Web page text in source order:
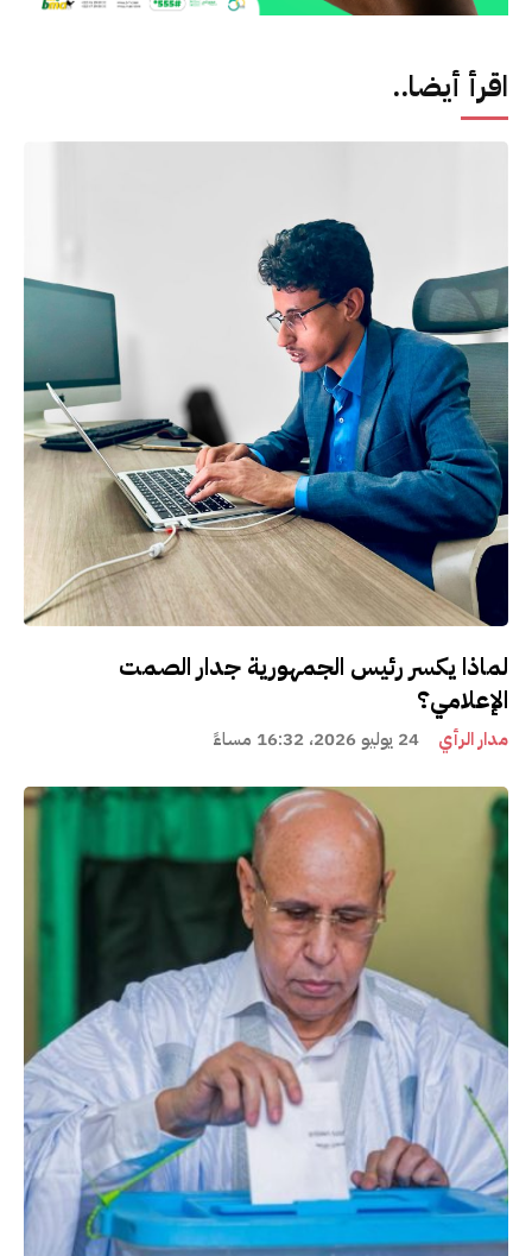
اقرأ أيضا..
لماذا يكسر رئيس الجمهورية جدار الصمت
الإعلامي؟
مدار الرأي 24 يوليو 2026، 16:32 مساءً